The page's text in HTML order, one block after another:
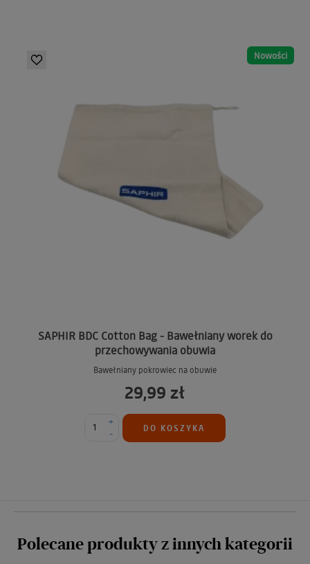
Nowości
SAPHIR BDC Cotton Bag - Bawełniany worek do
przechowywania obuwia
Bawełniany pokrowiec na obuwie
29,99 zł
-
+
DO KOSZYKA
Polecane produkty z innych kategorii